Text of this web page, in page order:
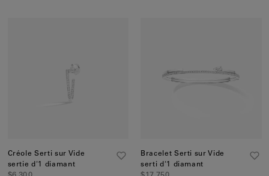
Créole Serti sur Vide
sertie d'1 diamant
Bracelet Serti sur Vide
serti d'1 diamant